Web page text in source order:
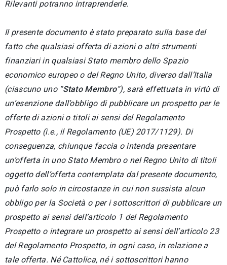
Rilevanti potranno intraprenderle.
Il presente documento è stato preparato sulla base del
fatto che qualsiasi offerta di azioni o altri strumenti
finanziari in qualsiasi Stato membro dello Spazio
economico europeo o del Regno Unito, diverso dall’Italia
(ciascuno uno “Stato Membro”), sarà effettuata in virtù di
un’esenzione dall’obbligo di pubblicare un prospetto per le
offerte di azioni o titoli ai sensi del Regolamento
Prospetto (i.e., il Regolamento (UE) 2017/1129). Di
conseguenza, chiunque faccia o intenda presentare
un’offerta in uno Stato Membro o nel Regno Unito di titoli
oggetto dell’offerta contemplata dal presente documento,
può farlo solo in circostanze in cui non sussista alcun
obbligo per la Società o per i sottoscrittori di pubblicare un
prospetto ai sensi dell’articolo 1 del Regolamento
Prospetto o integrare un prospetto ai sensi dell’articolo 23
del Regolamento Prospetto, in ogni caso, in relazione a
tale offerta. Né Cattolica, né i sottoscrittori hanno